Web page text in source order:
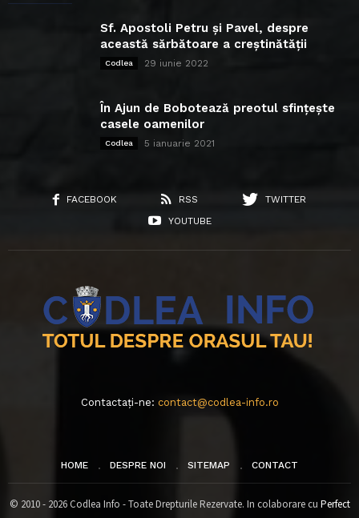
Sf. Apostoli Petru și Pavel, despre
această sărbătoare a creștinătății
Codlea 29 iunie 2022
În Ajun de Bobotează preotul sfințește
casele oamenilor
Codlea 5 ianuarie 2021
FACEBOOK RSS
TWITTER
YOUTUBE
Contactați-ne: contact@codlea-info.ro
HOME DESPRE NOI SITEMAP CONTACT
© 2010 - 2026 Codlea Info - Toate Drepturile Rezervate. In colaborare cu Perfect